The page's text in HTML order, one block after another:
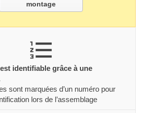
montage
identifiable grâce à une
sont marquées d’un numéro pour
lors de l’assemblage